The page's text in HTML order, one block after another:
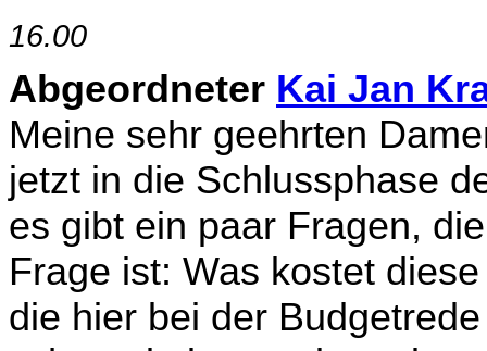
16.00
Abgeordneter Kai Jan
Meine sehr geehrten
jetzt in die Schlussphase
es gibt ein paar Fragen,
Frage ist: Was kostet
die hier bei der